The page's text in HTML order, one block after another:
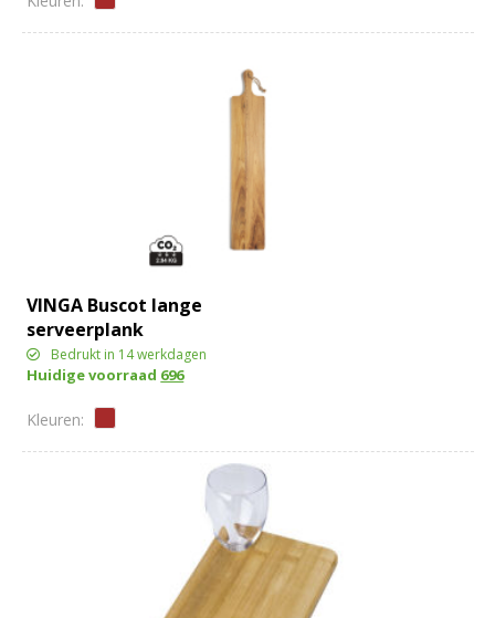
VINGA Buscot lange
serveerplank
Bedrukt in 14 werkdagen
Huidige voorraad 696